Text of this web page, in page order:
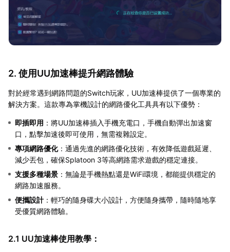
2. 使用UU加速棒提升網路體驗
對於經常遇到網路問題的Switch玩家，UU加速棒提供了一個專業的
解決方案。這款專為掌機設計的網路優化工具具有以下優勢：
即插即用 ：將UU加速棒插入手機充電口，手機自動彈出加速窗
口，點擊加速後即可使用，無需複雜設定。
專項網路優化：通過先進的網路優化技術，有效降低遊戲延遲、
減少丟包，確保Splatoon 3等高網路需求遊戲的穩定連接。
支援多種場景 ：無論是手機熱點還是WiFi環境，都能提供穩定的
網路加速服務。
便攜設計：輕巧的隨身碟大小設計，方便隨身攜帶，隨時隨地享
受優質網路體驗。
2.1 UU加速棒使用教學：